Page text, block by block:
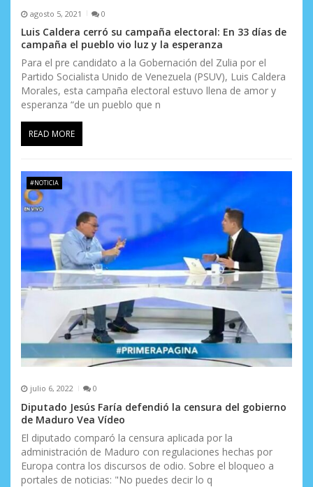
r
a
d
a
s
agosto 5, 2021 0
Luis Caldera cerró su campaña electoral: En 33 días de
campaña el pueblo vio luz y la esperanza
Para el pre candidato a la Gobernación del Zulia por el
Partido Socialista Unido de Venezuela (PSUV), Luis Caldera
Morales, esta campaña electoral estuvo llena de amor y
esperanza “de un pueblo que n
READ MORE
#NOTICIA
julio 6, 2022 0
Diputado Jesús Faría defendió la censura del gobierno
de Maduro Vea Vídeo
El diputado comparó la censura aplicada por la
administración de Maduro con regulaciones hechas por
Europa contra los discursos de odio. Sobre el bloqueo a
portales de noticias: "No puedes decir lo q